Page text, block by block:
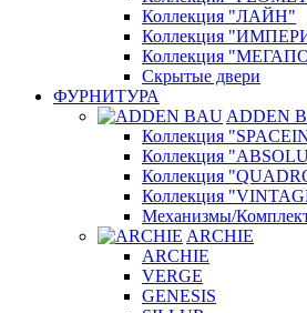
Коллекция "ЛАЙН"
Коллекция
Коллекция
Скрытые двери
ФУРНИТУРА
ADDEN
Коллекция
Коллекция
Коллекция
Коллекция
Механизмы/
ARCHIE
ARCHIE
VERGE
GENESIS